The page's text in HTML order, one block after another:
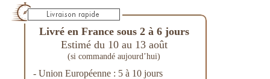
Livré en France sous 2 à 6 jours
Estimé du 10 au 13 août
(si commandé aujourd’hui)
- Union Européenne : 5 à 10 jours